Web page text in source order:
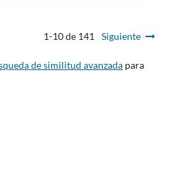
1-10 de 141 Siguiente
de similitud avanzadapara